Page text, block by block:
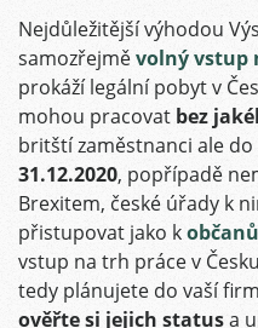
Nejdůležitější výhodou
samozřejměvolný vstup
prokáží legální pobyt v
mohou pracovat bez
britští zaměstnanci ale do
31.12.2020, popřípadě
Brexitem, české úřady k
přistupovat jako k
vstup na trh práce v
tedy plánujete do vaší
ověřte si jejich statusa